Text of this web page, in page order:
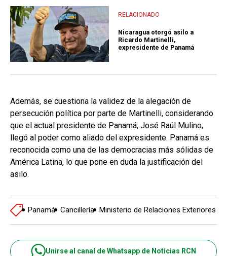
RELACIONADO
Nicaragua otorgó asilo a
Ricardo Martinelli,
expresidente de Panamá
Además, se cuestiona la validez de la alegación de
persecución política por parte de Martinelli, considerando
que el actual presidente de Panamá, José Raúl Mulino,
llegó al poder como aliado del expresidente. Panamá es
reconocida como una de las democracias más sólidas de
América Latina, lo que pone en duda la justificación del
asilo.
Panamá Cancillería Ministerio de Relaciones Exteriores
Unirse al canal de Whatsapp de Noticias RCN